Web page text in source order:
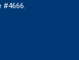
#4666.